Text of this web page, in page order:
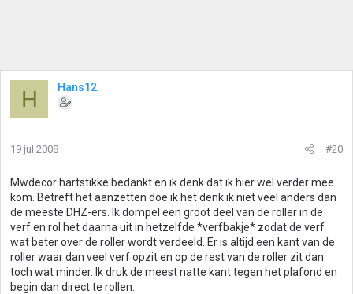
H Hans12
19 jul 2008 #20
Mwdecor hartstikke bedankt en ik denk dat ik hier wel verder mee
kom. Betreft het aanzetten doe ik het denk ik niet veel anders dan
de meeste DHZ-ers. Ik dompel een groot deel van de roller in de
verf en rol het daarna uit in hetzelfde *verfbakje* zodat de verf
wat beter over de roller wordt verdeeld. Er is altijd een kant van de
roller waar dan veel verf opzit en op de rest van de roller zit dan
toch wat minder. Ik druk de meest natte kant tegen het plafond en
begin dan direct te rollen.